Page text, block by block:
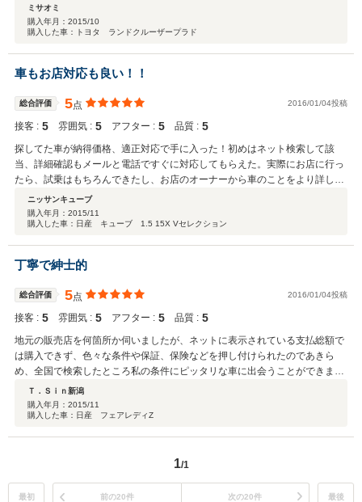
ます。
ミサオミ
購入年月： 2015/10
購入した車：トヨタ ランドクルーザープラド
車もお店対応も良い！！
総合評価 5点 2016/01/04投稿
接客 : 5 雰囲気 : 5 アフター : 5 品質 : 5
探してた車が納得価格、適正対応で手に入った！初めはネット検索して該
当、詳細確認もメールと電話ですぐに対応してもらえた。実際にお店に行っ
たら、試乗はもちろんできたし、お店のオーナーから車のことをより詳しく
話してもらえた。押売りは全くなかったので、よく考えてから契約すること
ができた。オーナーは人柄が良くて礼儀正しかったのも良かった。終始一切
の不安はなく信頼できるお店！！
ニッサンキューブ
購入年月： 2015/11
購入した車：日産 キューブ 1.5 15X Vセレクション
丁寧で紳士的
総合評価 5点 2016/01/04投稿
接客 : 5 雰囲気 : 5 アフター : 5 品質 : 5
地元の販売店を何箇所か伺いましたが、ネットに表示されている支払総額で
は購入できず、色々な条件や保証、保険などを押し付けられたのであきら
め、全国で検索したところ私の条件にピッタリな車に出会うことができまし
た。電話で問い合わせると感じの良い方が丁寧に対応下さったので、かなり
遠いお店でしたが契約するつもりで予定を立て実際に足を運びました。電話
で問い合わせた際とのギャップもなくとても紳士的な方だったのでさらに好
たので安心して待つことができました。契約と納車、併せて二往復もしまし
てもいい買い物ができたと嬉しい気持ちで一杯です。
Ｔ．Ｓｉｎ新潟
購入年月： 2015/11
購入した車：日産 フェアレディZ
1/1
最初 前の20件 次の20件 最後